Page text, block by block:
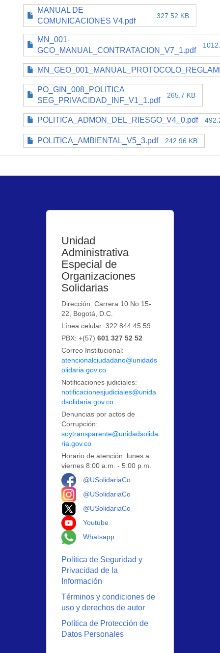
MANUAL DE
COMUNICACIONES V4.pdf
327.52 KB
MN_001-
GCO_MANUAL_CONTRATACION_V7_1.pdf
PO_GIN_008_POLITICA
SEG_PRIVACIDAD_INF_V1_1.pdf
265.7 KB
POLITICA_ADMON_DEL_RIESGO_V4_0.pdf
POLITICA_AMBIENTAL_V5_3.pdf 242.96 KB
Unidad
Administrativa
Especial de
Organizaciones
Solidarias
Dirección: Carrera 10 No 15-
22, Bogotá, D.C.
Línea celular: 322 844 45 59
PBX: +(57)601 327 52 52
Correo Institucional:
atencionalciudadano@unidads
olidaria.gov.co
Notificaciones judiciales:
notificacionesjudiciales@unida
dsolidaria.gov.co
Denuncias por actos de
Corrupción:
soytransparente@unidadsolida
ria.gov.co
Horario de atención: lunes a
viernes 8:00 a.m. - 5:00 p.m.
@USolidariaCo
@USolidariaCo
@USolidariaCo
Youtube
Whatsapp
Política de Seguridad y
Privacidad de la
Información
Términos y condiciones de
uso y derechos de autor
Política de Protección de
Datos Personales